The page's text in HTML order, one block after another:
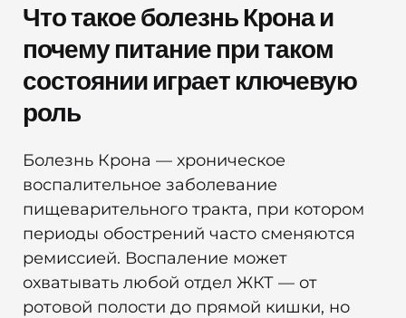
Что такое болезнь Крона и
почему питание при таком
состоянии играет ключевую
роль
Болезнь Крона — хроническое
воспалительное заболевание
пищеварительного тракта, при котором
периоды обострений часто сменяются
ремиссией. Воспаление может
охватывать любой отдел ЖКТ — от
ротовой полости до прямой кишки, но